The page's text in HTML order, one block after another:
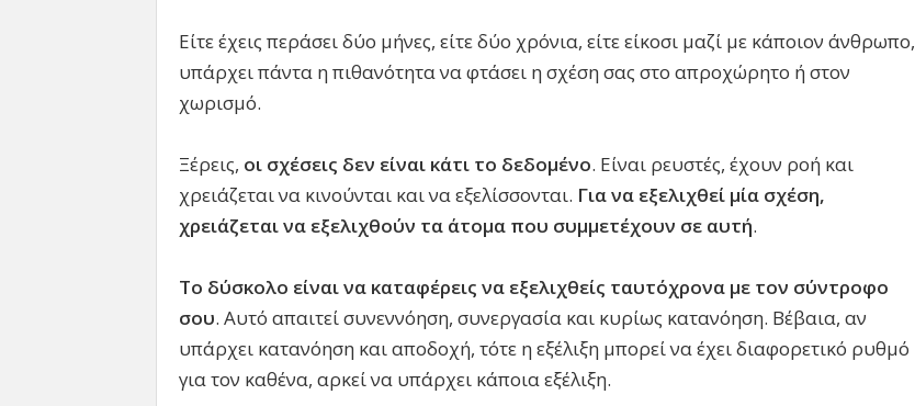
Είτε έχεις περάσει δύο μήνες, είτε δύο χρόνια, είτε είκοσι μαζί με κάποιον άνθρωπο,
υπάρχει πάντα η πιθανότητα να φτάσει η σχέση σας στο απροχώρητο ή στον
χωρισμό.
Ξέρεις, οι σχέσεις δεν είναι κάτι το δεδομένο. Είναι ρευστές, έχουν ροή και
χρειάζεται να κινούνται και να εξελίσσονται. Για να εξελιχθεί μία σχέση,
χρειάζεται να εξελιχθούν τα άτομα που συμμετέχουν σε αυτή.
Το δύσκολο είναι να καταφέρεις να εξελιχθείς ταυτόχρονα με τον σύντροφο
σου. Αυτό απαιτεί συνεννόηση, συνεργασία και κυρίως κατανόηση. Βέβαια, αν
υπάρχει κατανόηση και αποδοχή, τότε η εξέλιξη μπορεί να έχει διαφορετικό ρυθμό
για τον καθένα, αρκεί να υπάρχει κάποια εξέλιξη.